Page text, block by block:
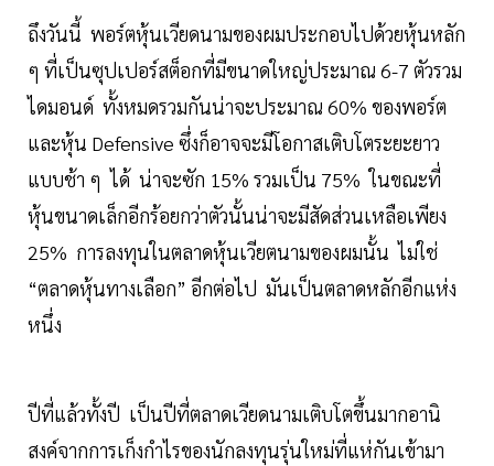
ถึงวันนี้ พอร์ตหุ้นเวียดนามของผมประกอบไปด้วยหุ้นหลัก
ๆ ที่เป็นซุปเปอร์สต็อกที่มีขนาดใหญ่ประมาณ 6-7 ตัวรวม
ไดมอนด์ ทั้งหมดรวมกันน่าจะประมาณ 60% ของพอร์ต
และหุ้น Defensive ซึ่งก็อาจจะมีโอกาสเติบโตระยะยาว
แบบช้า ๆ ได้ น่าจะซัก 15% รวมเป็น 75% ในขณะที่
หุ้นขนาดเล็กอีกร้อยกว่าตัวนั้นน่าจะมีสัดส่วนเหลือเพียง
25% การลงทุนในตลาดหุ้นเวียตนามของผมนั้น ไม่ใช่
“ตลาดหุ้นทางเลือก” อีกต่อไป มันเป็นตลาดหลักอีกแห่ง
หนึ่ง
ปีที่แล้วทั้งปี เป็นปีที่ตลาดเวียดนามเติบโตขึ้นมากอานิ
สงค์จากการเก็งกำไรของนักลงทุนรุ่นใหม่ที่แห่กันเข้ามา